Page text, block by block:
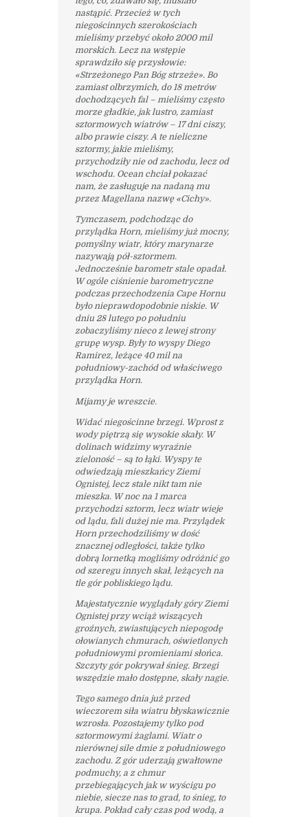
nastąpić. Przecież w tych
niegościnnych szerokościach
mieliśmy przebyć około 2000 mil
morskich. Lecz na wstępie
sprawdziło się przysłowie:
«Strzeżonego Pan Bóg strzeże». Bo
zamiast olbrzymich, do 18 metrów
dochodzących fal – mieliśmy często
morze gładkie, jak lustro, zamiast
sztormowych wiatrów – 17 dni ciszy,
albo prawie ciszy. A te nieliczne
sztormy, jakie mieliśmy,
przychodziły nie od zachodu, lecz od
wschodu. Ocean chciał pokazać
nam, że zasługuje na nadaną mu
przez Magellana nazwę «Cichy».
Tymczasem, podchodząc do
przylądka Horn, mieliśmy już mocny,
pomyślny wiatr, który marynarze
nazywają pół-sztormem.
Jednocześnie barometr stale opadał.
W ogóle ciśnienie barometryczne
podczas przechodzenia Cape Hornu
było nieprawdopodobnie niskie. W
dniu 28 lutego po południu
zobaczyliśmy nieco z lewej strony
grupę wysp. Były to wyspy Diego
Ramirez, leżące 40 mil na
południowy-zachód od właściwego
przylądka Horn.
Mijamy je wreszcie.
Widać niegościnne brzegi. Wprost z
wody piętrzą się wysokie skały. W
dolinach widzimy wyraźnie
zieloność – są to łąki. Wyspy te
odwiedzają mieszkańcy Ziemi
Ognistej, lecz stale nikt tam nie
mieszka. W noc na 1 marca
przychodzi sztorm, lecz wiatr wieje
od lądu, fali dużej nie ma. Przylądek
Horn przechodziliśmy w dość
znacznej odległości, także tylko
dobrą lornetką mogliśmy odróżnić go
od szeregu innych skał, leżących na
tle gór pobliskiego lądu.
Majestatycznie wyglądały góry Ziemi
Ognistej przy wciąż wiszących
groźnych, zwiastujących niepogodę
ołowianych chmurach, oświetlonych
południowymi promieniami słońca.
Szczyty gór pokrywał śnieg. Brzegi
wszędzie mało dostępne, skały nagie.
Tego samego dnia już przed
wieczorem siła wiatru błyskawicznie
wzrosła. Pozostajemy tylko pod
sztormowymi żaglami. Wiatr o
nierównej sile dmie z południowego
zachodu. Z gór uderzają gwałtowne
podmuchy, a z chmur
przebiegających jak w wyścigu po
niebie, siecze nas to grad, to śnieg, to
krupa. Pokład cały czas pod wodą, a